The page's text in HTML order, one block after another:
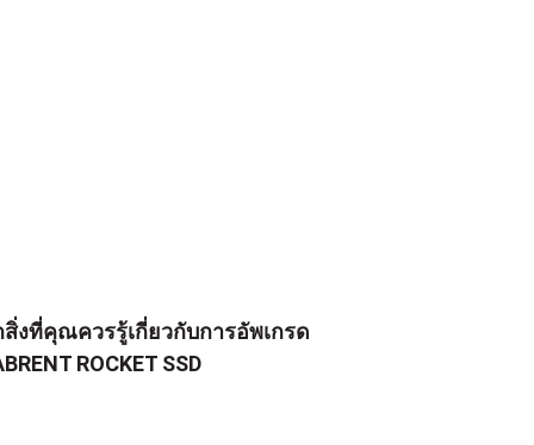
งที่คุณควรรู้เกี่ยวกับการอัพเกรด
ROCKET SSD